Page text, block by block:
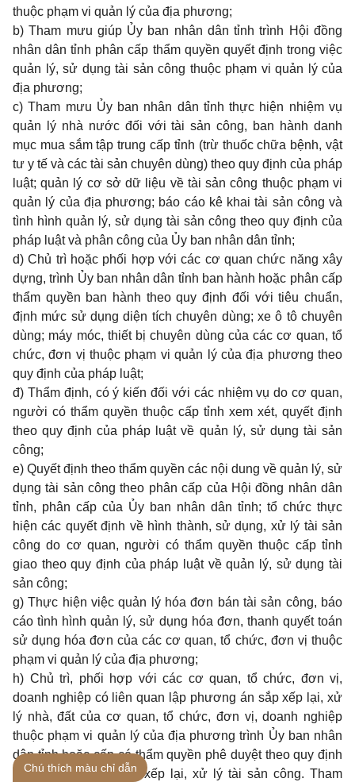
thuộc phạm vi quản lý của địa phương;
b) Tham mưu giúp Ủy ban nhân dân tỉnh trình Hội đồng
nhân dân tỉnh phân cấp thẩm quyền quyết định trong việc
quản lý, sử dụng tài sản công thuộc phạm vi quản lý của
địa phương;
c) Tham mưu Ủy ban nhân dân tỉnh thực hiện nhiệm vụ
quản lý nhà nước đối với tài sản công, ban hành danh
mục mua sắm tập trung cấp tỉnh (trừ thuốc chữa bệnh, vật
tư y tế và các tài sản chuyên dùng) theo quy định của pháp
luật; quản lý cơ sở dữ liệu về tài sản công thuộc phạm vi
quản lý của địa phương; báo cáo kê khai tài sản công và
tình hình quản lý, sử dụng tài sản công theo quy định của
pháp luật và phân công của Ủy ban nhân dân tỉnh;
d) Chủ trì hoặc phối hợp với các cơ quan chức năng xây
dựng, trình Ủy ban nhân dân tỉnh ban hành hoặc phân cấp
thẩm quyền ban hành theo quy định đối với tiêu chuẩn,
định mức sử dụng diện tích chuyên dùng; xe ô tô chuyên
dùng; máy móc, thiết bị chuyên dùng của các cơ quan, tổ
chức, đơn vị thuộc phạm vi quản lý của địa phương theo
quy định của pháp luật;
đ) Thẩm định, có ý kiến đối với các nhiệm vụ do cơ quan,
người có thẩm quyền thuộc cấp tỉnh xem xét, quyết định
theo quy định của pháp luật về quản lý, sử dụng tài sản
công;
e) Quyết định theo thẩm quyền các nội dung về quản lý, sử
dụng tài sản công theo phân cấp của Hội đồng nhân dân
tỉnh, phân cấp của Ủy ban nhân dân tỉnh; tổ chức thực
hiện các quyết định về hình thành, sử dụng, xử lý tài sản
công do cơ quan, người có thẩm quyền thuộc cấp tỉnh
giao theo quy định của pháp luật về quản lý, sử dụng tài
sản công;
g) Thực hiện việc quản lý hóa đơn bán tài sản công, báo
cáo tình hình quản lý, sử dụng hóa đơn, thanh quyết toán
sử dụng hóa đơn của các cơ quan, tổ chức, đơn vị thuộc
phạm vi quản lý của địa phương;
h) Chủ trì, phối hợp với các cơ quan, tổ chức, đơn vị,
doanh nghiệp có liên quan lập phương án sắp xếp lại, xử
lý nhà, đất của cơ quan, tổ chức, đơn vị, doanh nghiệp
thuộc phạm vi quản lý của địa phương trình Ủy ban nhân
dân tỉnh hoặc cấp có thẩm quyền phê duyệt theo quy định
của pháp luật về sắp xếp lại, xử lý tài sản công. Tham
Chú thích màu chỉ dẫn